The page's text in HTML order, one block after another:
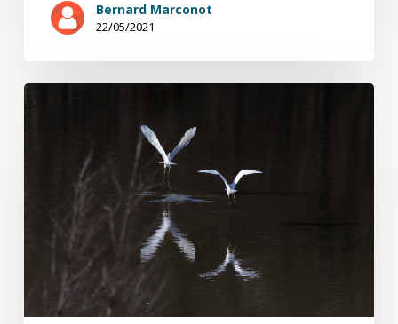
Bernard Marconot
22/05/2021
natures
ViVes
(5)